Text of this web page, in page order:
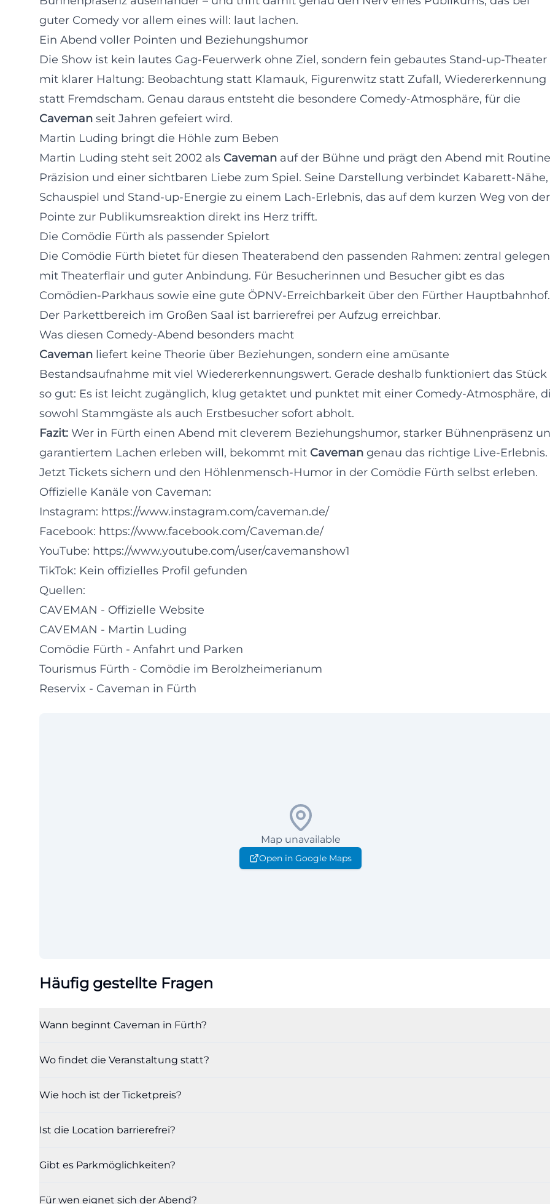
guter Comedy vor allem eines will: laut lachen.
Ein Abend voller Pointen und Beziehungshumor
Die Show ist kein lautes Gag-Feuerwerk ohne Ziel, sondern fein gebautes Stand-up-Theater
mit klarer Haltung: Beobachtung statt Klamauk, Figurenwitz statt Zufall, Wiedererkennung
statt Fremdscham. Genau daraus entsteht die besondere Comedy-Atmosphäre, für die
Caveman seit Jahren gefeiert wird.
Martin Luding bringt die Höhle zum Beben
Martin Luding steht seit 2002 als Caveman auf der Bühne und prägt den Abend mit
Präzision und einer sichtbaren Liebe zum Spiel. Seine Darstellung verbindet Kabarett-Nähe,
Schauspiel und Stand-up-Energie zu einem Lach-Erlebnis, das auf dem kurzen Weg von der
Pointe zur Publikumsreaktion direkt ins Herz trifft.
Die Comödie Fürth als passender Spielort
Die Comödie Fürth bietet für diesen Theaterabend den passenden Rahmen: zentral
mit Theaterflair und guter Anbindung. Für Besucherinnen und Besucher gibt es das
Comödien-Parkhaus sowie eine gute ÖPNV-Erreichbarkeit über den Fürther Hauptbahnhof.
Der Parkettbereich im Großen Saal ist barrierefrei per Aufzug erreichbar.
Was diesen Comedy-Abend besonders macht
Caveman liefert keine Theorie über Beziehungen, sondern eine amüsante
Bestandsaufnahme mit viel Wiedererkennungswert. Gerade deshalb funktioniert das Stück
so gut: Es ist leicht zugänglich, klug getaktet und punktet mit einer Comedy-Atmosphäre,
sowohl Stammgäste als auch Erstbesucher sofort abholt.
Fazit: Wer in Fürth einen Abend mit cleverem Beziehungshumor, starker Bühnenpräsenz
garantiertem Lachen erleben will, bekommt mit Caveman genau das richtige Live-Erlebnis.
Jetzt Tickets sichern und den Höhlenmensch-Humor in der Comödie Fürth selbst erleben.
Offizielle Kanäle von Caveman:
Instagram: https://www.instagram.com/caveman.de/
Facebook: https://www.facebook.com/Caveman.de/
YouTube: https://www.youtube.com/user/cavemanshow1
TikTok: Kein offizielles Profil gefunden
Quellen:
CAVEMAN - Offizielle Website
CAVEMAN - Martin Luding
Comödie Fürth - Anfahrt und Parken
Tourismus Fürth - Comödie im Berolzheimerianum
Reservix - Caveman in Fürth
Map unavailable
Open in Google Maps
Häufig gestellte Fragen
Wann beginnt Caveman in Fürth?
Wo findet die Veranstaltung statt?
Wie hoch ist der Ticketpreis?
Ist die Location barrierefrei?
Gibt es Parkmöglichkeiten?
Für wen eignet sich der Abend?